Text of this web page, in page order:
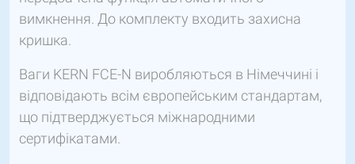
вимкнення. До комплекту входить захисна
кришка.
Ваги KERN FCE-N виробляються в Німеччині і
відповідають всім європейським стандартам,
що підтверджується міжнародними
сертифікатами.